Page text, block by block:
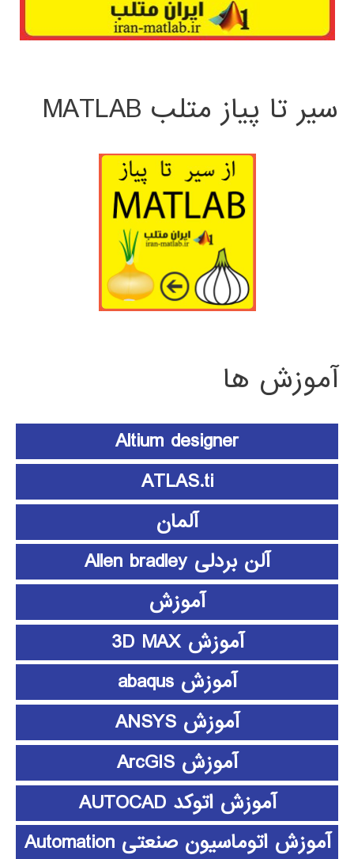
سیر تا پیاز متلب MATLAB
آموزش ها
Altium designer
ATLAS.ti
آلمان
آلن بردلی Allen bradley
آموزش
آموزش 3D MAX
آموزش abaqus
آموزش ANSYS
آموزش ArcGIS
آموزش اتوکد AUTOCAD
آموزش اتوماسیون صنعتی Automation